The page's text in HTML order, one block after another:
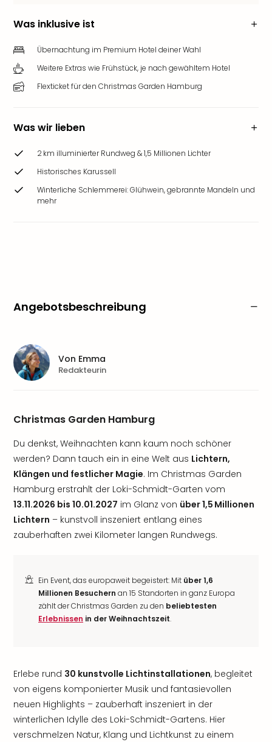
Was inklusive ist
Übernachtung im Premium Hotel deiner Wahl
Weitere Extras wie Frühstück, je nach gewähltem Hotel
Flexticket für den Christmas Garden Hamburg
Was wir lieben
2 km illuminierter Rundweg & 1,5 Millionen Lichter
Historisches Karussell
Winterliche Schlemmerei: Glühwein, gebrannte Mandeln und
mehr
Angebotsbeschreibung
Christmas Garden Hamburg
Du denkst, Weihnachten kann kaum noch schöner
werden? Dann tauch ein in eine Welt aus Lichtern,
Klängen und festlicher Magie. Im Christmas Garden
Hamburg erstrahlt der Loki-Schmidt-Garten vom
13.11.2026 bis 10.01.2027 im Glanz von über 1,5 Millionen
Lichtern – kunstvoll inszeniert entlang eines
zauberhaften zwei Kilometer langen Rundwegs.
Ein Event, das europaweit begeistert: Mit über 1,6
Millionen Besuchern an 15 Standorten in ganz Europa
zählt der Christmas Garden zu den beliebtesten
Erlebnissen in der Weihnachtszeit.
Erlebe rund 30 kunstvolle Lichtinstallationen, begleitet
von eigens komponierter Musik und fantasievollen
neuen Highlights – zauberhaft inszeniert in der
winterlichen Idylle des Loki-Schmidt-Gartens. Hier
verschmelzen Natur, Klang und Lichtkunst zu einem
Von Emma
Redakteurin